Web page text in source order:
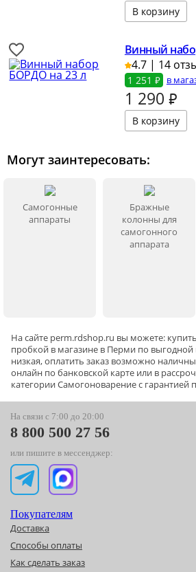
Винный
4.7 | 14
1 251 ₽ в
1 290 ₽
Могут заинтересовать:
Самогонные
аппараты
Бражные
колонны для
самогонного
аппарата
На сайте perm.rdshop.ru вы можете:
пробкой в магазине в Перми по выгодной
низкая, оплатить заказ возможно
онлайн по банковской карте или в
категорииСамогоноварениес гарантией
На связи с 7:00 до 20:00
8 800 500 27 56
или пишите в мессенджер:
Покупателям
Доставка
Способы оплаты
Как сделать заказ